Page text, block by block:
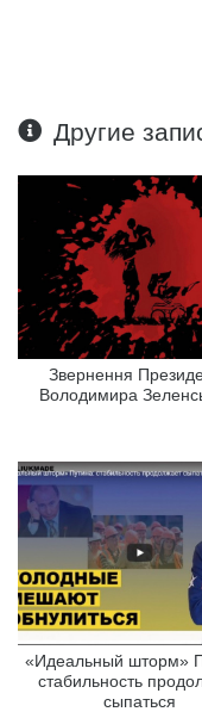
Другие
Звернення
Володимира
«Идеальный шторм»
стабильность
сыпаться